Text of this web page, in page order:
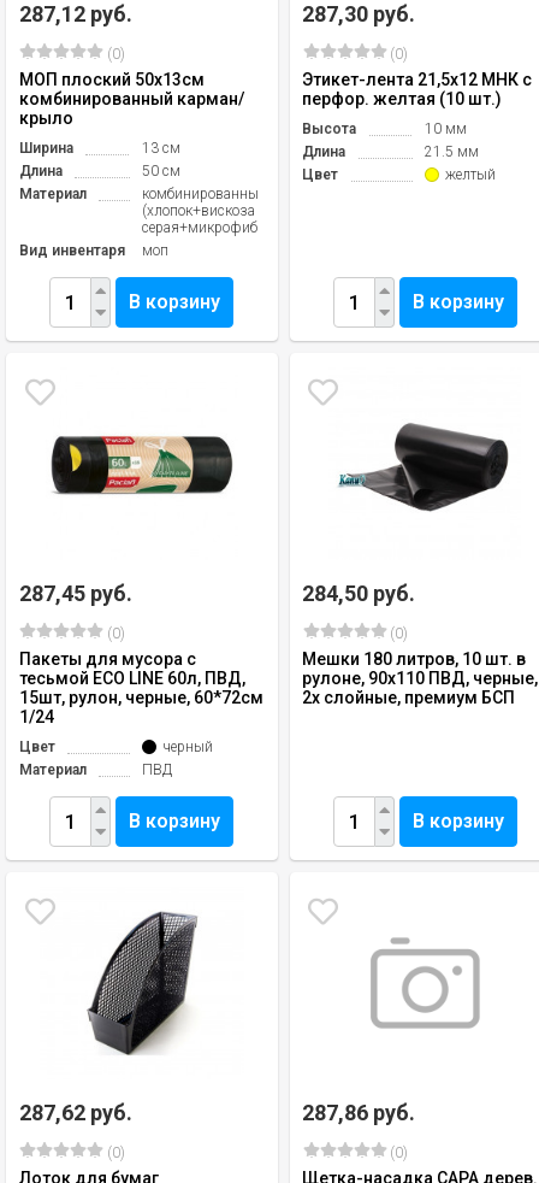
287,12 руб.
(0)
МОП плоский 50х13см
комбинированный карман/
крыло
Ширина
13 см
Длина
50 см
Материал
комбинированный
(хлопок+вискоза
серая+микрофибра)
Вид инвентаря
моп
В корзину
287,30 руб.
(0)
Этикет-лента 21,5х12 МНК с
перфор. желтая (10 шт.)
Высота
10 мм
Длина
21.5 мм
Цвет
желтый
В корзину
287,45 руб.
(0)
Пакеты для мусора с
тесьмой ECO LINE 60л, ПВД,
15шт, рулон, черные, 60*72см
1/24
Цвет
черный
Материал
ПВД
В корзину
284,50 руб.
(0)
Мешки 180 литров, 10 шт. в
рулоне, 90х110 ПВД, черные,
2х слойные, премиум БСП
В корзину
287,62 руб.
(0)
Лоток для бумаг
287,86 руб.
(0)
Щетка-насадка САРА дерев.